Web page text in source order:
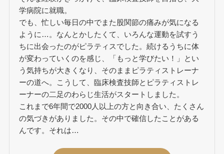
学病院に就職。
でも、忙しい毎日の中でまた股関節の痛みが気になる
ように…。なんとかしたくて、いろんな運動を試すう
ちに出会ったのがピラティスでした。続けるうちに体
が変わっていくのを感じ、「もっと学びたい！」とい
う気持ちが大きくなり、そのままピラティストレーナ
ーの道へ。こうして、臨床検査技師とピラティストレ
ーナーの二足のわらじ生活がスタートしました。
これまで6年間で2000人以上の方と向き合い、たくさん
の気づきがありました。その中で確信したことがある
んです。それは…